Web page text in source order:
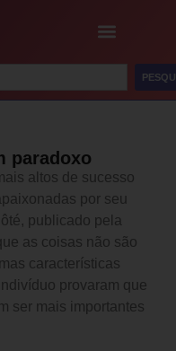
paradoxo
altos de sucesso
por seu
publicado pela
as coisas não são
características
provaram que
ser mais importantes